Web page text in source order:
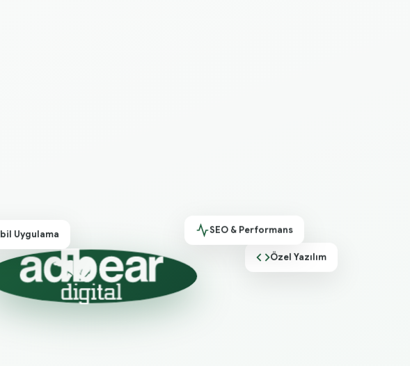
Özel Yazılım
SEO & Performans